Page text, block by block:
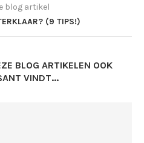
blog artikel
(9 TIPS!)
BLOG ARTIKELEN OOK
VINDT...